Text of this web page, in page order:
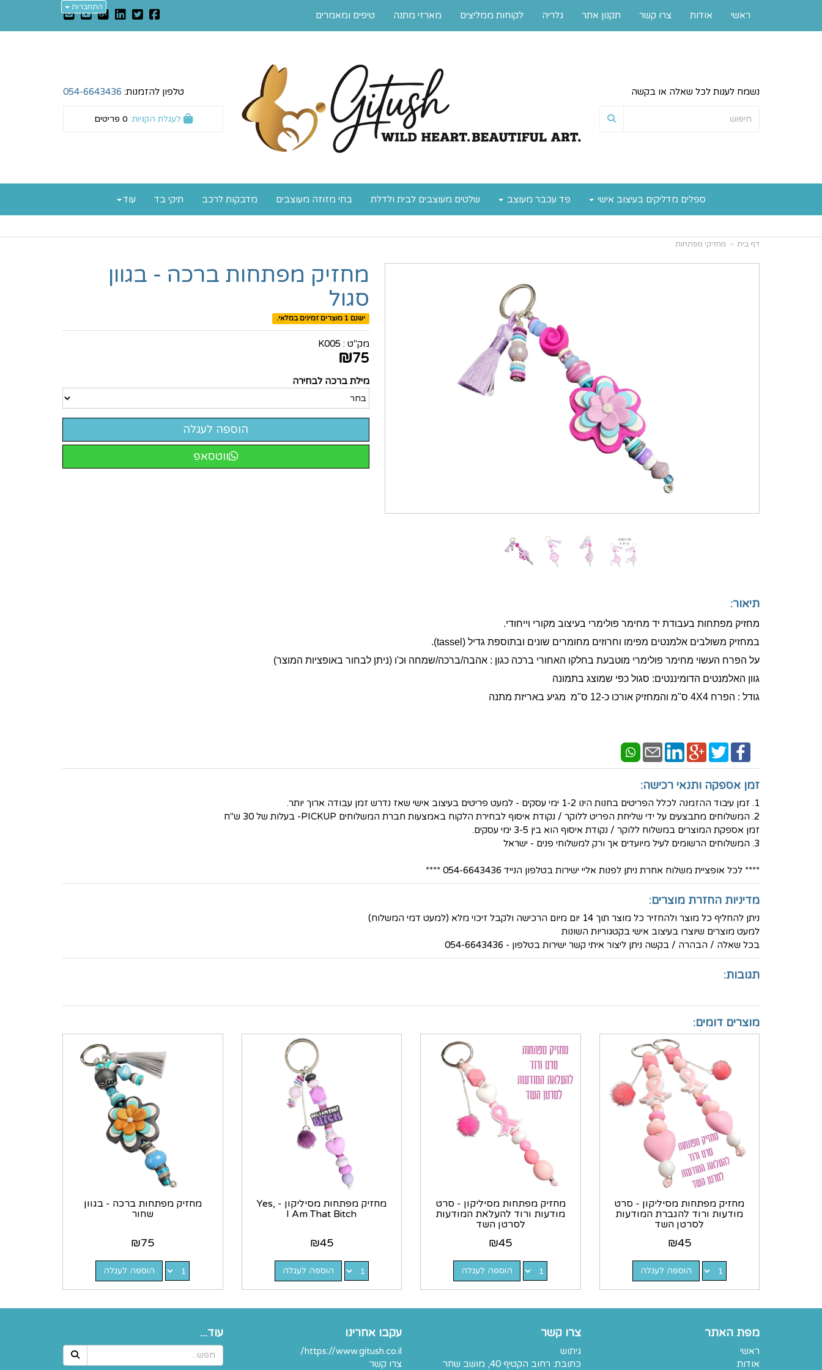
התחברות
נשמח לענות לכל שאלה או בקשה טלפון להזמנות: 054-6643436
0
ספלים מדליקים בעיצוב אישי פד עכבר מעוצב שלטים מעוצבים לבית ולדלת בתי מזוזה מעוצבים מדבקות לרכב תיקי בד עוד
ראשי אודות צרו קשר תקנון אתר גלריה לקוחות ממליצים מארזי מתנה טיפים ומאמרים
דף בית מחזיקי מפתחות
מחזיק מפתחות ברכה - בגוון
סגול
ישנם 1 מוצרים זמינים במלאי.
מק"ט : K005
₪75
מילת ברכה לבחירה
ווטסאפ
תיאור:
מחזיק מפתחות בעבודת יד מחימר פולימרי בעיצוב מקורי וייחודי.
במחזיק משולבים אלמנטים מפימו וחרוזים מחומרים שונים ובתוספת גדיל (tassel).
על הפרח העשוי מחימר פולימרי מוטבעת בחלקו האחורי ברכה כגון : אהבה/ברכה/שמחה וכ'ו (ניתן לבחור באופציות המוצר)
גוון האלמנטים הדומיננטים: סגול כפי שמוצג בתמונה
גודל : הפרח 4X4 ס"מ והמחזיק אורכו כ-12 ס"מ ​ מגיע באריזת מתנה
זמן אספקה ותנאי רכישה:
1. זמן עיבוד ההזמנה לכלל הפריטים בחנות הינו 1-2 ימי עסקים - למעט פריטים בעיצוב אישי שאז נדרש זמן עבודה ארוך יותר.
2. המשלוחים מתבצעים על ידי שליחת הפריט ללוקר / נקודת איסוף לבחירת הלקוח באמצעות חברת המשלוחים PICKUP- בעלות של 30 ש"ח
זמן אספקת המוצרים במשלוח ללוקר / נקודת איסוף הוא בין 3-5 ימי עסקים.
3. המשלוחים הרשומים לעיל מיועדים אך ורק למשלוחי פנים - ישראל
**** לכל אופציית משלוח אחרת ניתן לפנות אליי ישירות בטלפון הנייד 054-6643436 ****
מדיניות החזרת מוצרים:
ניתן להחליף כל מוצר ולהחזיר כל מוצר תוך 14 יום מיום הרכישה ולקבל זיכוי מלא (למעט דמי המשלוח)
למעט מוצרים שיוצרו בעיצוב אישי בקטגוריות השונות
בכל שאלה / הבהרה / בקשה ניתן ליצור איתי קשר ישירות בטלפון - 054-6643436
תגובות:
מוצרים דומים:
מחזיק מפתחות מסיליקון - סרט
מודעות ורוד להגברת המודעות
לסרטן השד
₪45
הוספה לעגלה
מחזיק מפתחות מסיליקון - סרט
מודעות ורוד להעלאת המודעות
לסרטן השד
₪45
הוספה לעגלה
מחזיק מפתחות מסיליקון - Yes,
I Am That Bitch
₪45
הוספה לעגלה
מחזיק מפתחות ברכה - בגוון
שחור
₪75
הוספה לעגלה
מפת האתר
ראשי
אודות
צרו קשר
גיתוש
כתובת: רחוב הקטיף 40, מושב שחר
עקבו אחרינו
https://www.gitush.co.il/
צרו קשר
עוד...